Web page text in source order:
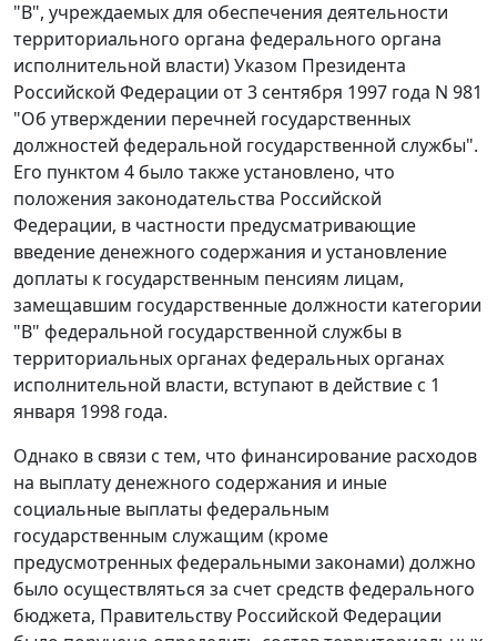
"В", учреждаемых для обеспечения деятельности
территориального органа федерального органа
исполнительной власти)Указом Президента
Российской Федерации от 3 сентября 1997 года N 981
"Об утверждении перечней государственных
должностей федеральной государственной службы".
Его пунктом 4 было также установлено, что
положения законодательства Российской
Федерации, в частности предусматривающие
введение денежного содержания и установление
доплаты к государственным пенсиям лицам,
замещавшим государственные должности категории
"В" федеральной государственной службы в
территориальных органах федеральных органах
исполнительной власти, вступают в действие с 1
января 1998 года.
Однако в связи с тем, что финансирование расходов
на выплату денежного содержания и иные
социальные выплаты федеральным
государственным служащим (кроме
предусмотренных федеральными законами) должно
было осуществляться за счет средств федерального
бюджета, Правительству Российской Федерации